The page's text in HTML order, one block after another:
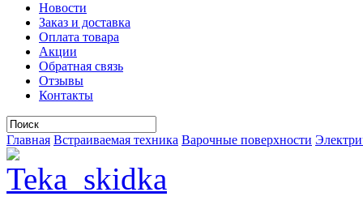
Новости
Заказ и доставка
Оплата товара
Акции
Обратная связь
Отзывы
Контакты
Главная Встраиваемая техника Варочные поверхности